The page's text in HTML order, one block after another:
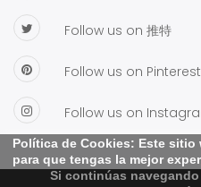
Follow us on 推特
Follow us on Pinterest
Follow us on
Política de Cookies: Este sitio
para que tengas la mejor
Si continúas